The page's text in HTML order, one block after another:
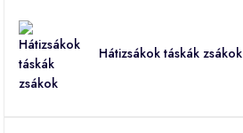
Hátizsákok táskák zsákok